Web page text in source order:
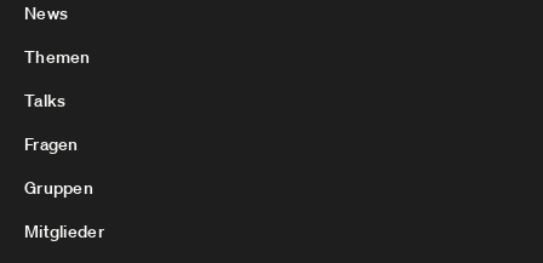
News
Themen
Talks
Fragen
Gruppen
Mitglieder